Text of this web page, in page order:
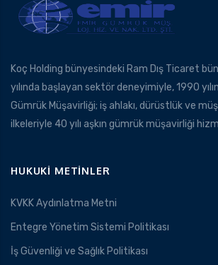
Koç Holding bünyesindeki Ram Dış Ticaret
yılında başlayan sektör deneyimiyle, 1990
Gümrük Müşavirliği; iş ahlakı, dürüstlük ve
ilkeleriyle 40 yılı aşkın gümrük müşavirliği
HUKUKI METINLER
KVKK Aydınlatma Metni
Entegre Yönetim Sistemi Politikası
İş Güvenliği ve Sağlık Politikası